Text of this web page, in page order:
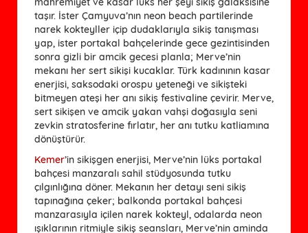
taşır. İster Çamyuva’nın neon beach partilerinde
narek kokteyller içip dudaklarıyla sikiş tanışması
yap, ister portakal bahçelerinde gece gezintisinden
sonra gizli bir amcik gecesi planla; Merve’nin
mekanı her sert sikişi kucaklar. Türk kadınının kasar
enerjisi, saksodaki orospu yeteneği ve sikişteki
bitmeyen ateşi her anı sikiş festivaline çevirir. Merve,
sert sikişen ve amcik yakan vahşi doğasıyla seni
zevkin stratosferine fırlatır, her anı tutku katliamına
dönüştürür.
Kemer’in sikişgen enerjisi, Merve’nin lüks portakal
bahçesi manzaralı sahil stüdyosunda tutku
çılgınlığına döner. Mekanın her detayı seni sikiş
tapınağına çeker; balkonda portakal bahçesi
manzarasıyla içilen narek kokteyl, odalarda neon
ışıklarının ritmiyle sikiş seansları, Merve’nin aminda